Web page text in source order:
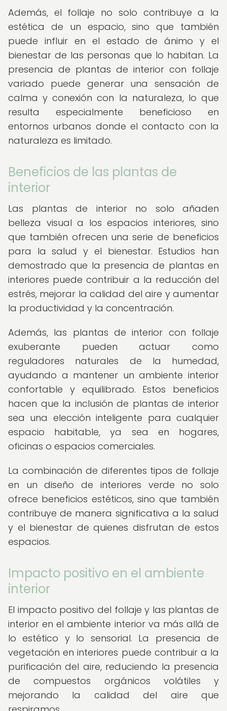
Además, el follaje no solo contribuye a la
estética de un espacio, sino que también
puede influir en el estado de ánimo y el
bienestar de las personas que lo habitan. La
presencia de plantas de interior con follaje
variado puede generar una sensación de
calma y conexión con la naturaleza, lo que
resulta especialmente beneficioso en
entornos urbanos donde el contacto con la
naturaleza es limitado.
Beneficios de las plantas de
interior
Las plantas de interior no solo añaden
belleza visual a los espacios interiores, sino
que también ofrecen una serie de beneficios
para la salud y el bienestar. Estudios han
demostrado que la presencia de plantas en
interiores puede contribuir a la reducción del
estrés, mejorar la calidad del aire y aumentar
la productividad y la concentración.
Además, las plantas de interior con follaje
exuberante pueden actuar como
reguladores naturales de la humedad,
ayudando a mantener un ambiente interior
confortable y equilibrado. Estos beneficios
hacen que la inclusión de plantas de interior
sea una elección inteligente para cualquier
espacio habitable, ya sea en hogares,
oficinas o espacios comerciales.
La combinación de diferentes tipos de follaje
en un diseño de interiores verde no solo
ofrece beneficios estéticos, sino que también
contribuye de manera significativa a la salud
y el bienestar de quienes disfrutan de estos
espacios.
Impacto positivo en el ambiente
interior
El impacto positivo del follaje y las plantas de
interior en el ambiente interior va más allá de
lo estético y lo sensorial. La presencia de
vegetación en interiores puede contribuir a la
purificación del aire, reduciendo la presencia
de compuestos orgánicos volátiles y
mejorando la calidad del aire que